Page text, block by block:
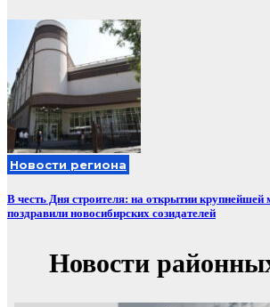
Новости региона
В честь Дня строителя: на открытии
поздравили новосибирских созидателей